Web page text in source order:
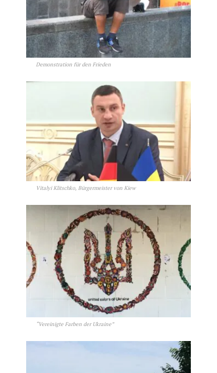
Demonstration für den Frieden
Vitalyi Klitschko, Bürgermeister von Kiew
“Vereinigte Farben der Ukraine”